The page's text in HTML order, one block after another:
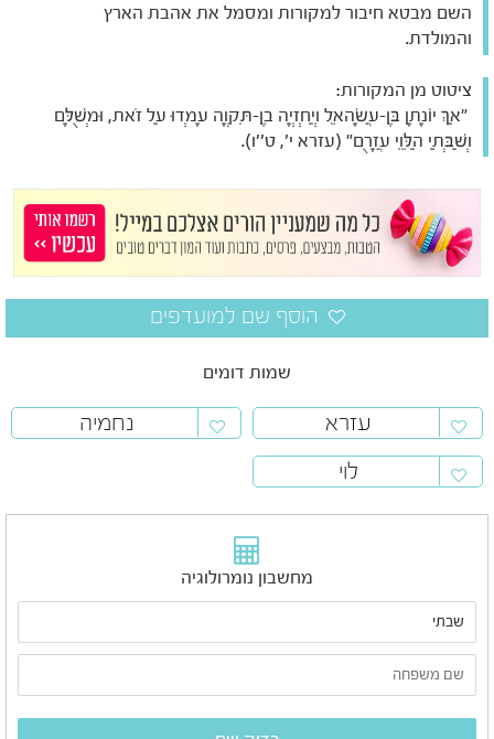
השם מבטא חיבור למקורות ומסמל את אהבת הארץ
והמולדת.
ציטוט מן המקורות:
"אַךְ יוֹנָתָן בֶּן-עֲשָׂהאֵל וְיַחְזְיָה בֶן-תִּקְוָה עָמְדוּ עַל זֹאת, וּמְשֻׁלָּם
וְשַׁבְּתַי הַלֵּוִי עֲזָרֻם" (עזרא י', ט''ו).
שמות דומים
עזרא
נחמיה
לוי
מחשבון נומרולוגיה